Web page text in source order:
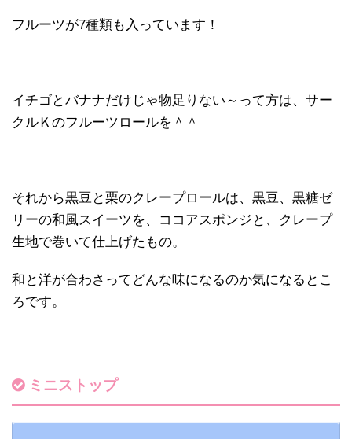
フルーツが7種類も入っています！
イチゴとバナナだけじゃ物足りない～って方は、サー
クルＫのフルーツロールを＾＾
それから黒豆と栗のクレープロールは、黒豆、黒糖ゼ
リーの和風スイーツを、ココアスポンジと、クレープ
生地で巻いて仕上げたもの。
和と洋が合わさってどんな味になるのか気になるとこ
ろです。
ミニストップ